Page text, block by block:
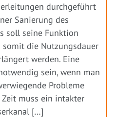
durchgeführt
Sanierung des
soll seine Funktion
die Nutzungsdauer
werden. Eine
sein, wenn man
Probleme
muss ein intakter
[…]